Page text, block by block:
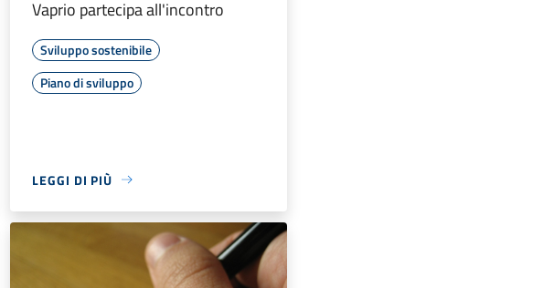
Vaprio partecipa all'incontro
Sviluppo sostenibile
Piano di sviluppo
LEGGI DI PIÙ